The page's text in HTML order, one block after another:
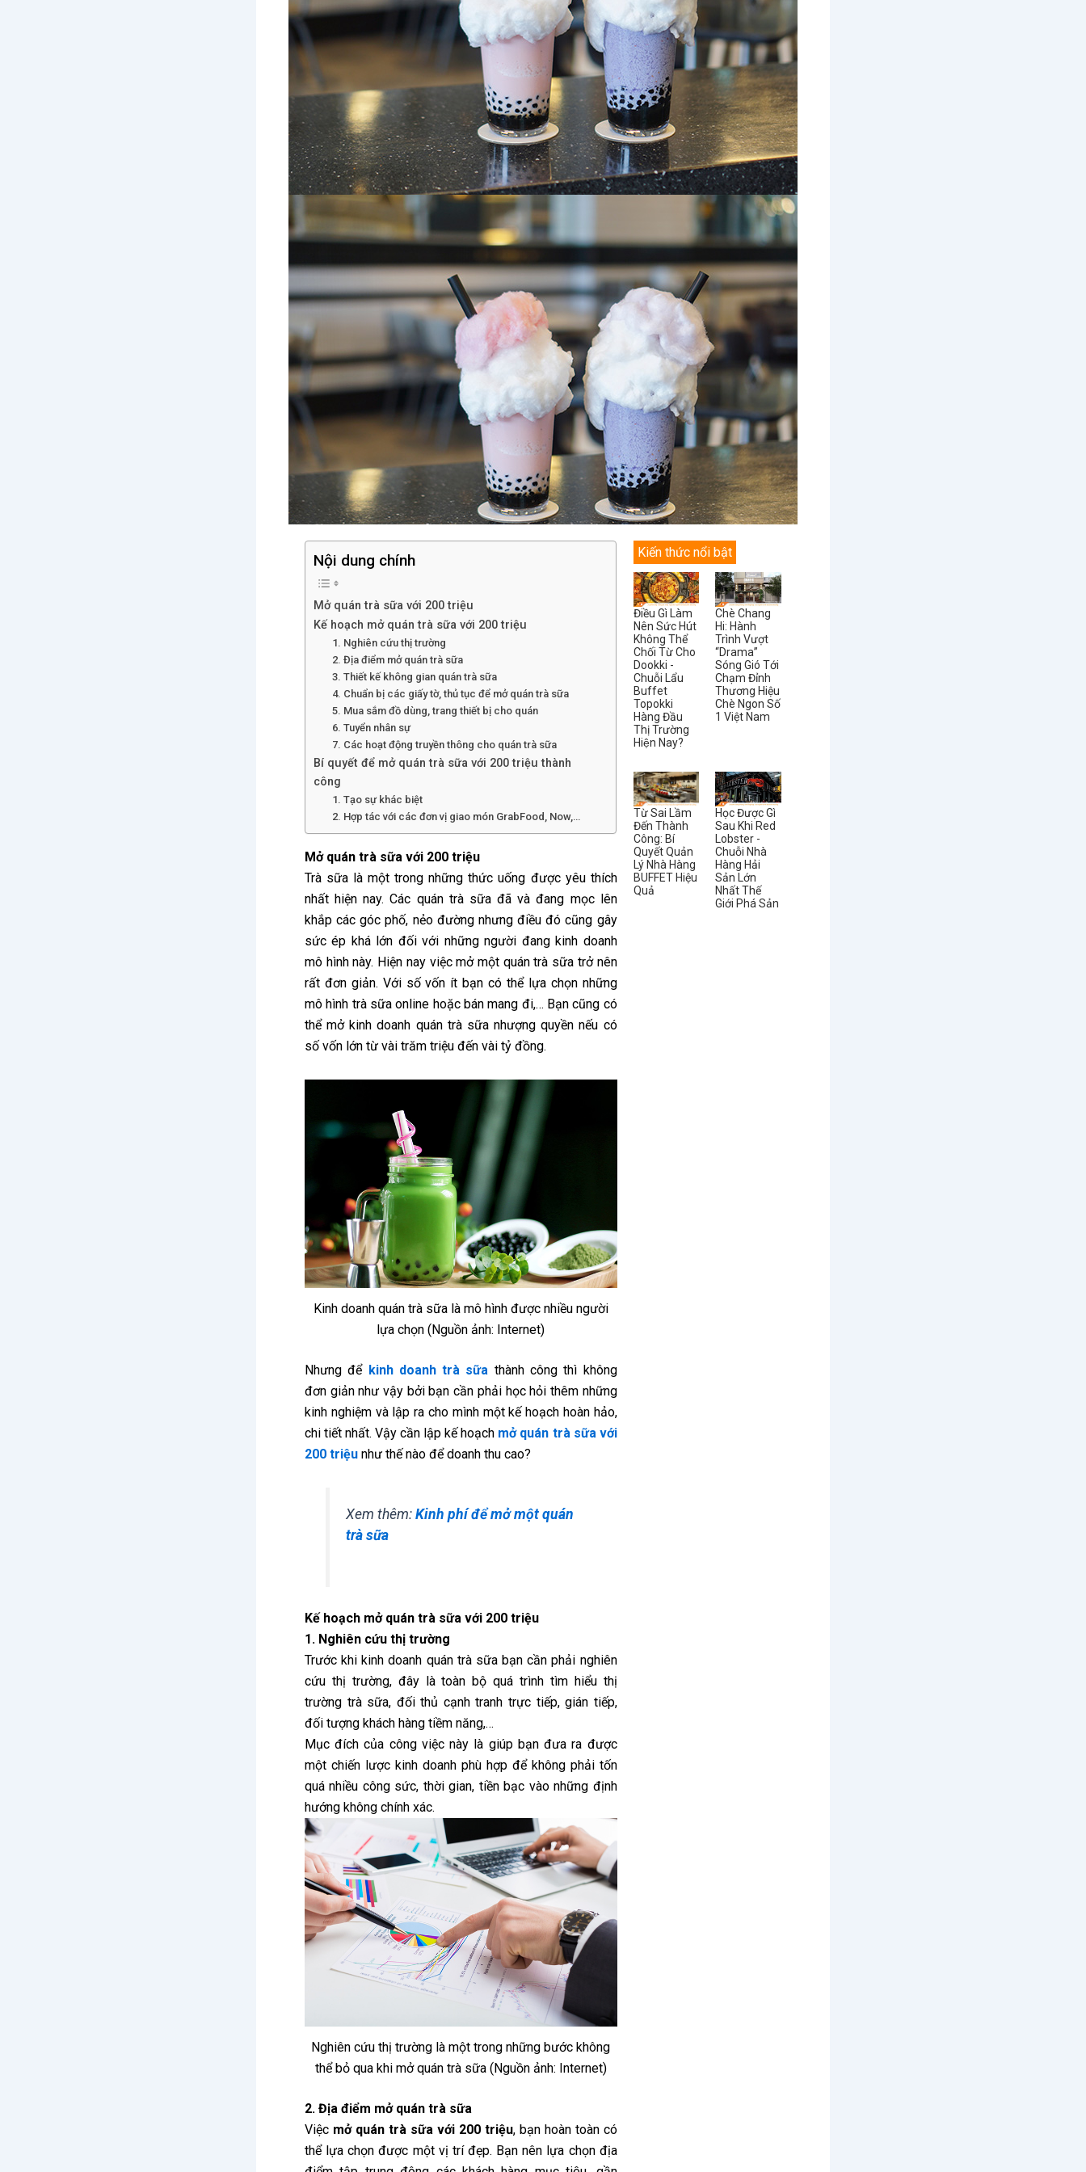
Nội dung chính
Mở quán trà sữa với 200 triệu
Kế hoạch mở quán trà sữa với 200 triệu
1. Nghiên cứu thị trường
2. Địa điểm mở quán trà sữa
3. Thiết kế không gian quán trà sữa
4. Chuẩn bị các giấy tờ, thủ tục để mở quán trà sữa
5. Mua sắm đồ dùng, trang thiết bị cho quán
6. Tuyển nhân sự
7. Các hoạt động truyền thông cho quán trà sữa
Bí quyết để mở quán trà sữa với 200 triệu thành
công
1. Tạo sự khác biệt
2. Hợp tác với các đơn vị giao món GrabFood, Now,…
Mở quán trà sữa với 200 triệu
Trà sữa là một trong những thức uống được yêu thích
nhất hiện nay. Các quán trà sữa đã và đang mọc lên
khắp các góc phố, nẻo đường nhưng điều đó cũng gây
sức ép khá lớn đối với những người đang kinh doanh
mô hình này. Hiện nay việc mở một quán trà sữa trở nên
rất đơn giản. Với số vốn ít bạn có thể lựa chọn những
mô hình trà sữa online hoặc bán mang đi,… Bạn cũng có
thể mở kinh doanh quán trà sữa nhượng quyền nếu có
số vốn lớn từ vài trăm triệu đến vài tỷ đồng.
Kinh doanh quán trà sữa là mô hình được nhiều người
lựa chọn (Nguồn ảnh: Internet)
Nhưng để kinh doanh trà sữa thành công thì không
đơn giản như vậy bởi bạn cần phải học hỏi thêm những
kinh nghiệm và lập ra cho mình một kế hoạch hoàn hảo,
chi tiết nhất. Vậy cần lập kế hoạch mở quán trà sữa với
200 triệu như thế nào để doanh thu cao?
Xem thêm:Kinh phí để mở một quán
trà sữa
Kế hoạch mở quán trà sữa với 200 triệu
1. Nghiên cứu thị trường
Trước khi kinh doanh quán trà sữa bạn cần phải nghiên
cứu thị trường, đây là toàn bộ quá trình tìm hiểu thị
trường trà sữa, đối thủ cạnh tranh trực tiếp, gián tiếp,
đối tượng khách hàng tiềm năng,…
Mục đích của công việc này là giúp bạn đưa ra được
một chiến lược kinh doanh phù hợp để không phải tốn
quá nhiều công sức, thời gian, tiền bạc vào những định
hướng không chính xác.
Nghiên cứu thị trường là một trong những bước không
thể bỏ qua khi mở quán trà sữa (Nguồn ảnh: Internet)
2. Địa điểm mở quán trà sữa
Việc mở quán trà sữa với 200 triệu, bạn hoàn toàn có
thể lựa chọn được một vị trí đẹp. Bạn nên lựa chọn địa
Kiến thức nổi bật
Điều Gì Làm
Nên Sức Hút
Không Thể
Chối Từ Cho
Dookki -
Chuỗi Lẩu
Buffet
Topokki
Hàng Đầu
Thị Trường
Hiện Nay?
Chè Chang
Hi: Hành
Trình Vượt
“Drama”
Sóng Gió Tới
Chạm Đỉnh
Thương Hiệu
Chè Ngon Số
1 Việt Nam
Từ Sai Lầm
Đến Thành
Công: Bí
Quyết Quản
Lý Nhà Hàng
BUFFET Hiệu
Quả
Học Được Gì
Sau Khi Red
Lobster -
Chuỗi Nhà
Hàng Hải
Sản Lớn
Nhất Thế
Giới Phá Sản